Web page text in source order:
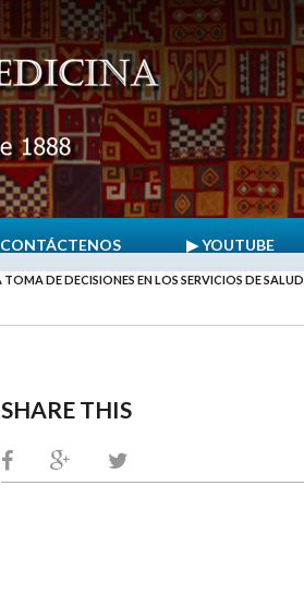
CONTÁCTENOS ▶ YOUTUBE
DE DECISIONES EN LOS SERVICIOS DE SALUD
SHARE THIS